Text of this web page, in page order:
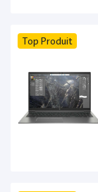
Top Produit